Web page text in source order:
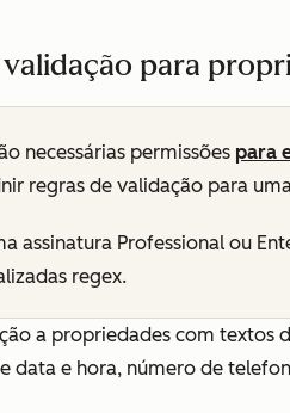
para
necessárias permissões para
regras de validação para
assinatura Professional ou
regex.
a propriedades com textos
data e hora, número de